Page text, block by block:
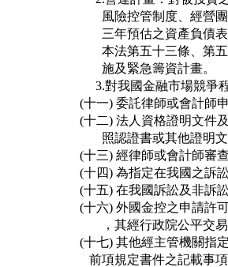
風險控管制度、經
三年預估之資產負
本法第五十三條、
        施及緊急籌資計畫。
3.對我國金融市場競
(十一) 委託律師或會計師
(十二) 法人資格證明文件
照認證書或其他證明
(十三) 經律師或會計師審
(十四) 為指定在我國之訴
(十五) 在我國訴訟及非訴
(十六) 外國金控之申請許
，其經行政院公平
(十七) 其他經主管機關指
前項規定書件之記載